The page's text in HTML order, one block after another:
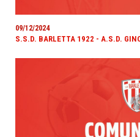
09/12/2024
S.S.D. BARLETTA 1922 - A.S.D.